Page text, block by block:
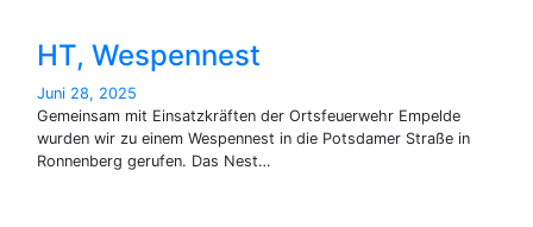
HT, Wespennest
Juni 28, 2025
Gemeinsam mit Einsatzkräften der Ortsfeuerwehr Empelde
wurden wir zu einem Wespennest in die Potsdamer Straße in
Ronnenberg gerufen. Das Nest…